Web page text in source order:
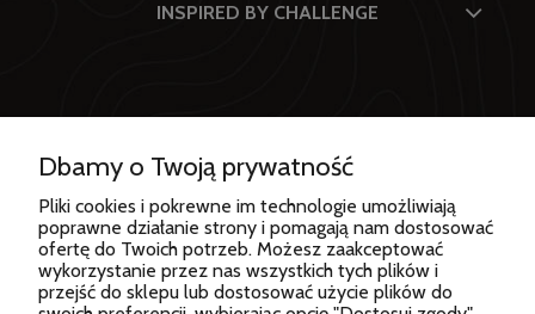
INSPIRED BY CHALLENGE
Od wielu lat BERGSON to jedna z wiodących, wysokiej
klasy marek odzież i sprzętu outdoor. Produkty marki
BERGSON kierowane są do osób lubiących wyzwania,
ceniących sobie komfort oraz stawiających na wysoką
jakość. Ubrania i sprzęt BERGSON cieszą się ogromnym
Dbamy o Twoją prywatność
Pliki cookies i pokrewne im technologie umożliwiają
poprawne działanie strony i pomagają nam dostosować
ofertę do Twoich potrzeb. Możesz zaakceptować
wykorzystanie przez nas wszystkich tych plików i
przejść do sklepu lub dostosować użycie plików do